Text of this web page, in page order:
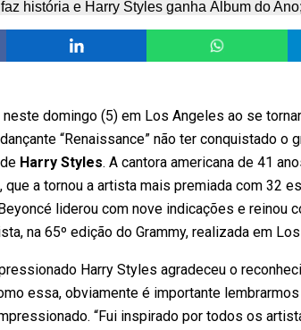
domingo (5) em Los Angeles ao se
“Renaissance” não ter conquistado
Harry Styles. A cantora americana de 41
que a tornou a artista mais premiada com 32
liderou com nove indicações e reinou
na 65º edição do Grammy, realizada em
Harry Styles agradeceu o
essa, obviamente é importante
“Fui inspirado por todos os